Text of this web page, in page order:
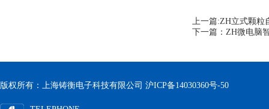
上一篇:ZH立式颗粒
下一篇： ZH微电脑
版权所有：上海铸衡电子科技有限公司 沪ICP备14030360号-50